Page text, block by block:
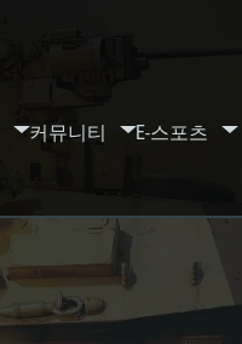
커뮤니티 E-스포츠